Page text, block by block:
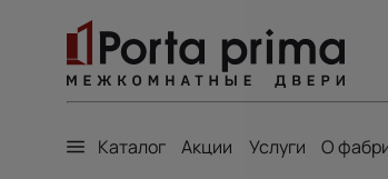
Каталог Акции Услуги О